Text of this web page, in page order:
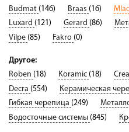
Budmat (146) Braas (16)
Luxard (121) Gerard (86)
Vilpe (85) Fakro (0)
Другое:
Roben (18) Koramic (18)
Decra (554) Керамическая
Гибкая черепица (249)
Водосточные системы (845)